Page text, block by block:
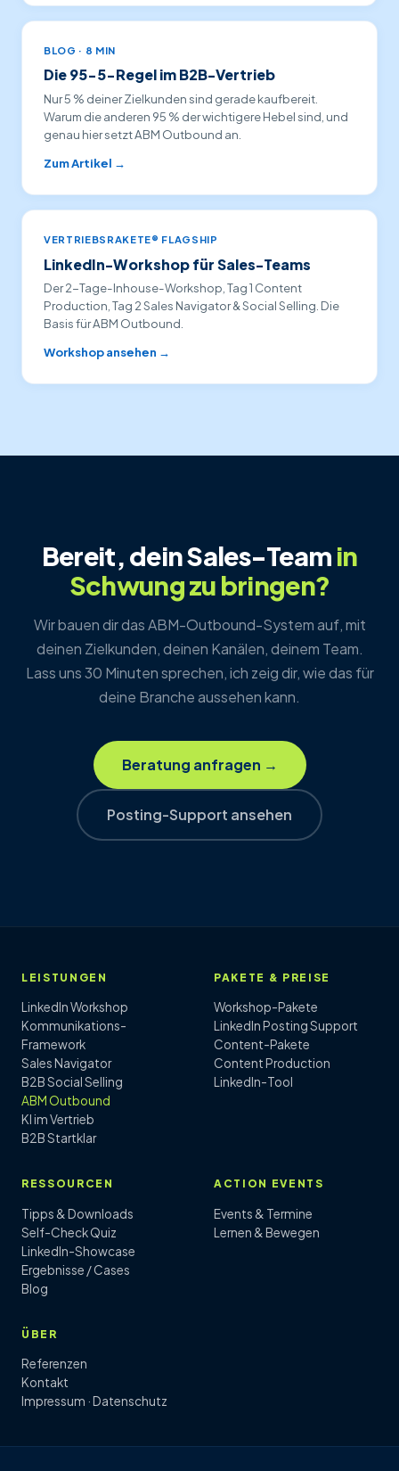
BLOG · 8 MIN
Die 95-5-Regel im B2B-Vertrieb
Nur 5 % deiner Zielkunden sind gerade kaufbereit.
Warum die anderen 95 % der wichtigere Hebel sind, und
genau hier setzt ABM Outbound an.
Zum Artikel →
VERTRIEBSRAKETE® FLAGSHIP
LinkedIn-Workshop für Sales-Teams
Der 2-Tage-Inhouse-Workshop, Tag 1 Content
Production, Tag 2 Sales Navigator & Social Selling. Die
Basis für ABM Outbound.
Workshop ansehen →
Bereit, dein Sales-Teamin
Schwung zu bringen?
Wir bauen dir das ABM-Outbound-System auf, mit
deinen Zielkunden, deinen Kanälen, deinem Team.
Lass uns 30 Minuten sprechen, ich zeig dir, wie das für
deine Branche aussehen kann.
Beratung anfragen →
Posting-Support ansehen
LEISTUNGEN
LinkedIn Workshop
Kommunikations-
Framework
Sales Navigator
B2B Social Selling
ABM Outbound
KI im Vertrieb
B2B Startklar
PAKETE & PREISE
Workshop-Pakete
LinkedIn Posting Support
Content-Pakete
Content Production
LinkedIn-Tool
RESSOURCEN
Tipps & Downloads
Self-Check Quiz
LinkedIn-Showcase
Ergebnisse / Cases
Blog
ACTION EVENTS
Events & Termine
Lernen & Bewegen
ÜBER
Referenzen
Kontakt
Impressum ·Datenschutz